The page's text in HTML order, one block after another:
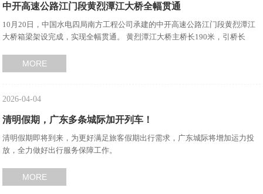
中开高速公路江门段黄烈潭江大桥全幅贯通
10月20日，中国水电四局南方工程公司承建的中开高速公路江门段黄烈潭江
大桥箱梁架设完成，实现全幅贯通。 黄烈潭江大桥主桥长190米，引桥长
桥宽16.25米，共架设箱梁140片。
MORE
2026-04-04
清明假期，广东多条城际加开列车！
清明假期即将到来，为更好满足旅客假期出行需求，广东城际将增加运力投
放，全力做好出行服务保障工作。
MORE